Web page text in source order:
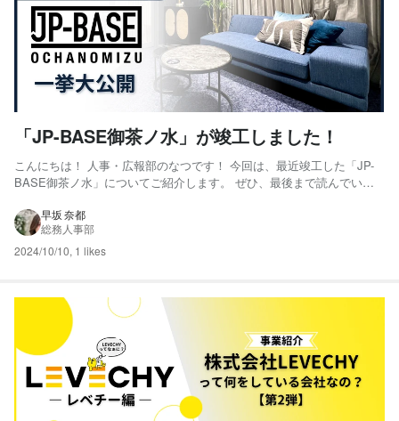
「JP-BASE御茶ノ水」が竣工しました！
こんにちは！ 人事・広報部のなつです！ 今回は、最近竣工した「JP-
BASE御茶ノ水」についてご紹介します。 ぜひ、最後まで読んでいた
PLACE Photo by Kudo Original Photo この度、東京都文京区湯島2丁
目に新...
早坂 奈都
総務人事部
2024/10/10, 1 likes